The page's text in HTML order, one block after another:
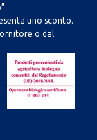
uno sconto.
o dal